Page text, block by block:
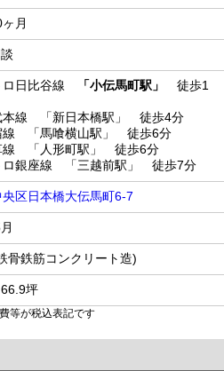
月
ロ日比谷線 「小伝馬町駅」
徒歩1
本線 「新日本橋駅」 徒歩4分
線 「馬喰横山駅」 徒歩6分
線 「人形町駅」 徒歩6分
ロ銀座線 「三越前駅」 徒歩7分
区日本橋大伝馬町6-7
骨鉄筋コンクリート造)
坪
等が税込表記です